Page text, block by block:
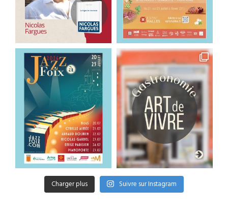
Charger plus Suivre sur Instagram